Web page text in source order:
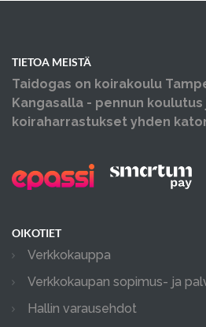
TIETOA MEISTÄ
Taidogas on koirakoulu
Kangasalla - pennun
koiraharrastukset yhden
OIKOTIET
Verkkokauppa
Verkkokaupan sopimus- ja
Hallin varausehdot